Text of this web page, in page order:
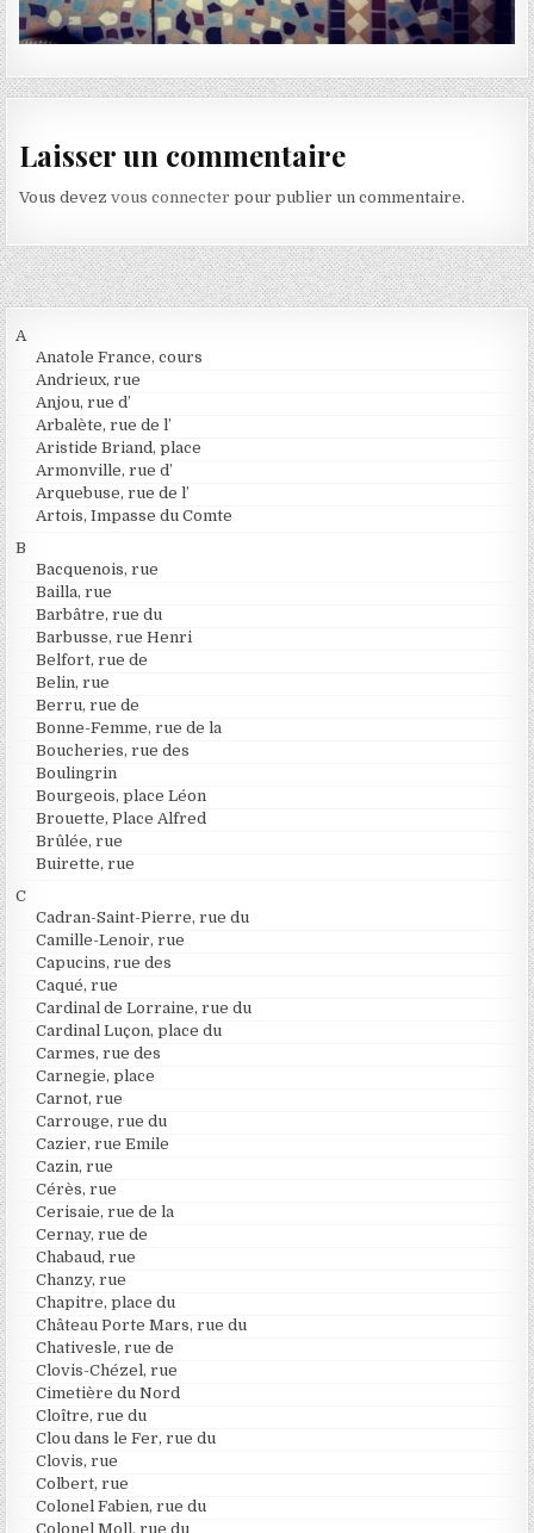
Laisser un commentaire
Vous devezvous connecter pour publier un commentaire.
A
Anatole France, cours
Andrieux, rue
Anjou, rue d’
Arbalète, rue de l’
Aristide Briand, place
Armonville, rue d’
Arquebuse, rue de l’
Artois, Impasse du Comte
B
Bacquenois, rue
Bailla, rue
Barbâtre, rue du
Barbusse, rue Henri
Belfort, rue de
Belin, rue
Berru, rue de
Bonne-Femme, rue de la
Boucheries, rue des
Boulingrin
Bourgeois, place Léon
Brouette, Place Alfred
Brûlée, rue
Buirette, rue
C
Cadran-Saint-Pierre, rue du
Camille-Lenoir, rue
Capucins, rue des
Caqué, rue
Cardinal de Lorraine, rue du
Cardinal Luçon, place du
Carmes, rue des
Carnegie, place
Carnot, rue
Carrouge, rue du
Cazier, rue Emile
Cazin, rue
Cérès, rue
Cerisaie, rue de la
Cernay, rue de
Chabaud, rue
Chanzy, rue
Chapitre, place du
Château Porte Mars, rue du
Chativesle, rue de
Clovis-Chézel, rue
Cimetière du Nord
Cloître, rue du
Clou dans le Fer, rue du
Clovis, rue
Colbert, rue
Colonel Fabien, rue du
Colonel Moll, rue du